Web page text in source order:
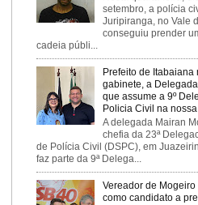
setembro, a polícia
Juripiranga, no Vale
conseguiu prender
cadeia públi...
Prefeito de Itabaiana
gabinete, a
que assume a 9º
Policia Civil na
A delegada Mairan
chefia da 23ª
de Polícia Civil (DSPC), em
faz parte da 9ª Delega...
Vereador de
como candidato a